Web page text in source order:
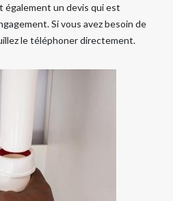
également un devis qui est
Si vous avez besoin de
le téléphoner directement.